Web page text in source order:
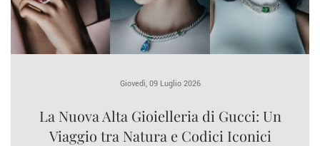
Giovedì, 09 Luglio 2026
La Nuova Alta Gioielleria di Gucci: Un
Viaggio tra Natura e Codici Iconici